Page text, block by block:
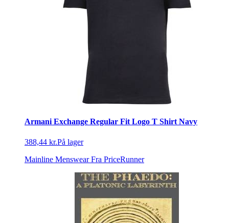
Armani Exchange Regular Fit Logo T Shirt Navy
388,44 kr.På lager
Mainline Menswear Fra PriceRunner